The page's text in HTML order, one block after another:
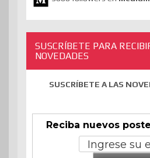
SUSCRÍBETE PARA
NOVEDADES
SUSCRÍBETE A LAS
Reciba nuevos